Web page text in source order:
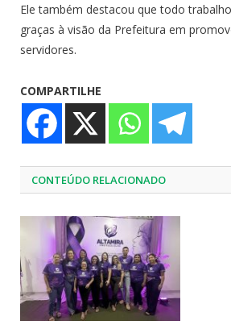
Ele também destacou que todo
graças à visão da Prefeitura em
servidores.
COMPARTILHE
CONTEÚDO RELACIONADO